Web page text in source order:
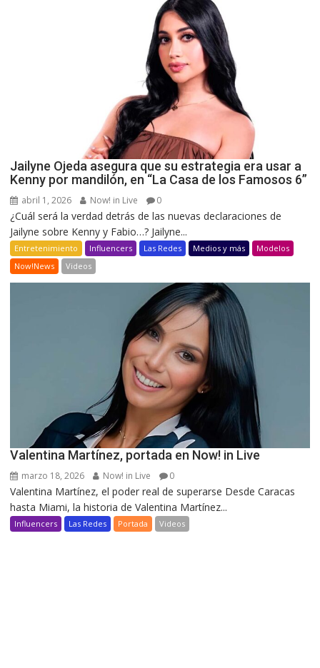
Jailyne Ojeda asegura que su estrategia era usar a
Kenny por mandilón, en “La Casa de los Famosos 6”
abril 1, 2026 Now! in Live 0
¿Cuál será la verdad detrás de las nuevas declaraciones de
Jailyne sobre Kenny y Fabio…? Jailyne...
Entretenimiento Influencers Las Redes Medios y más
Modelos
Now!News
Videos
Valentina Martínez, portada en Now! in Live
marzo 18, 2026 Now! in Live 0
Valentina Martínez, el poder real de superarse Desde Caracas
hasta Miami, la historia de Valentina Martínez...
Influencers Las Redes Portada Videos